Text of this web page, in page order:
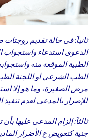
ثانياَ: فى حالة تقديم
الدعوى استدعاء واستجواب
الطبية الموقعة منه
الطب الشرعي أو اللجنة
مرض الصغيرة، وما هو إلا
للإضرار بالمدعى لعدم تنفيذ
جنية كتعويض ع الأضرار